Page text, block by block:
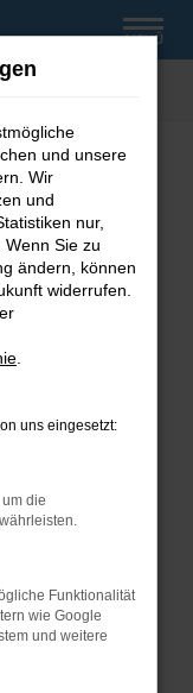
MENÜ
können:
deine
in einem
und unsere
Wir
und
nur,
Sie zu
ändern, können
widerrufen.
uns eingesetzt:
die
Funktionalität
wie Google
und weitere